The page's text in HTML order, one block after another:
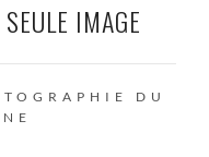
IMAGE
DU